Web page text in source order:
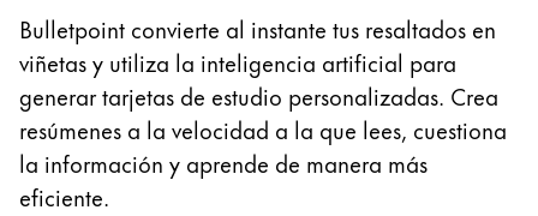
Bulletpoint convierte al instante tus resaltados en
viñetas y utiliza la inteligencia artificial para
generar tarjetas de estudio personalizadas. Crea
resúmenes a la velocidad a la que lees, cuestiona
la información y aprende de manera más
eficiente.